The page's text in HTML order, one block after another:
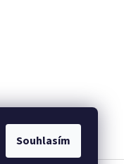
Souhlasím